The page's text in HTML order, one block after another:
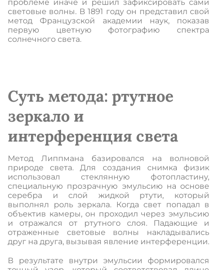
проблеме иначе и решил зафиксировать сами
световые волны. В 1891 году он представил свой
метод Французской академии наук, показав
первую цветную фотографию спектра
солнечного света.
Суть метода: ртутное
зеркало и
интерференция света
Метод Липпмана базировался на волновой
природе света. Для создания снимка физик
использовал стеклянную фотопластину,
специальную прозрачную эмульсию на основе
серебра и слой жидкой ртути, который
выполнял роль зеркала. Когда свет попадал в
объектив камеры, он проходил через эмульсию
и отражался от ртутного слоя. Падающие и
отраженные световые волны накладывались
друг на друга, вызывая явление интерференции.
В результате внутри эмульсии формировался